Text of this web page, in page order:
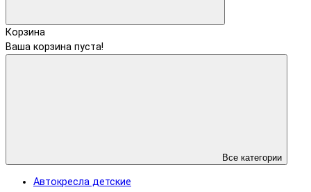
Корзина
Ваша корзина пуста!
Все категории
Автокресла детские